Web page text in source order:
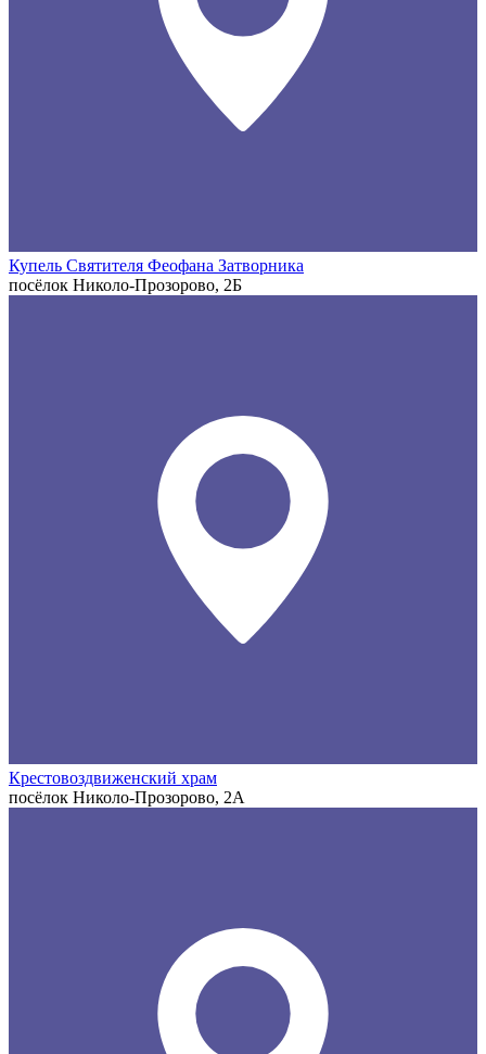
Купель Святителя Феофана Затворника
посёлок Николо-Прозорово, 2Б
Крестовоздвиженский храм
посёлок Николо-Прозорово, 2А